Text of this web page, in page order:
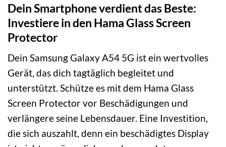
Dein Smartphone verdient das Beste:
Investiere in den Hama Glass Screen
Protector
Dein Samsung Galaxy A54 5G ist ein wertvolles
Gerät, das dich tagtäglich begleitet und
unterstützt. Schütze es mit dem Hama Glass
Screen Protector vor Beschädigungen und
verlängere seine Lebensdauer. Eine Investition,
die sich auszahlt, denn ein beschädigtes Display